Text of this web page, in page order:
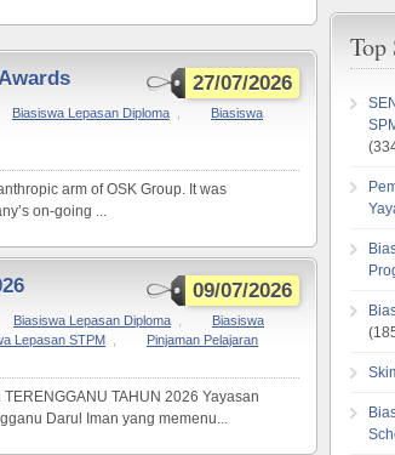
27/07/2026
Biasiswa Lepasan Diploma
Biasiswa
arm of OSK Group. It was
on-going ...
09/07/2026
Biasiswa Lepasan Diploma
Biasiswa
Lepasan STPM
Pinjaman Pelajaran
TAHUN 2026 Yayasan
Darul Iman yang memenu...
Top